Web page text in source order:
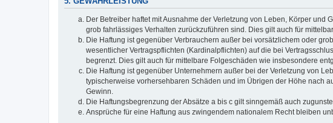
Der Betreiber haftet mit Ausnahme der Verletzung von Leben, Körper
grob fahrlässiges Verhalten zurückzuführen sind. Dies gilt auch für
Die Haftung ist gegenüber Verbrauchern außer bei vorsätzlichem oder
wesentlicher Vertragspflichten (Kardinalpflichten) auf die bei
begrenzt. Dies gilt auch für mittelbare Folgeschäden wie insbesondere
Die Haftung ist gegenüber Unternehmern außer bei der Verletzung von
typischerweise vorhersehbaren Schäden und im Übrigen der Höhe nach
Gewinn.
Die Haftungsbegrenzung der Absätze a bis c gilt sinngemäß auch
Ansprüche für eine Haftung aus zwingendem nationalem Recht bleiben